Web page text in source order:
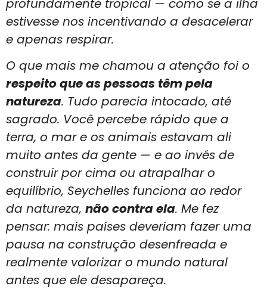
estivesse nos incentivando a desacelerar
e apenas respirar.
O que mais me chamou a atenção foi o
respeito que as pessoas têm pela
natureza. Tudo parecia intocado, até
sagrado. Você percebe rápido que a
terra, o mar e os animais estavam ali
muito antes da gente — e ao invés de
construir por cima ou atrapalhar o
equilíbrio, Seychelles funciona ao redor
da natureza, não contra ela. Me fez
pensar: mais países deveriam fazer uma
pausa na construção desenfreada e
realmente valorizar o mundo natural
antes que ele desapareça.